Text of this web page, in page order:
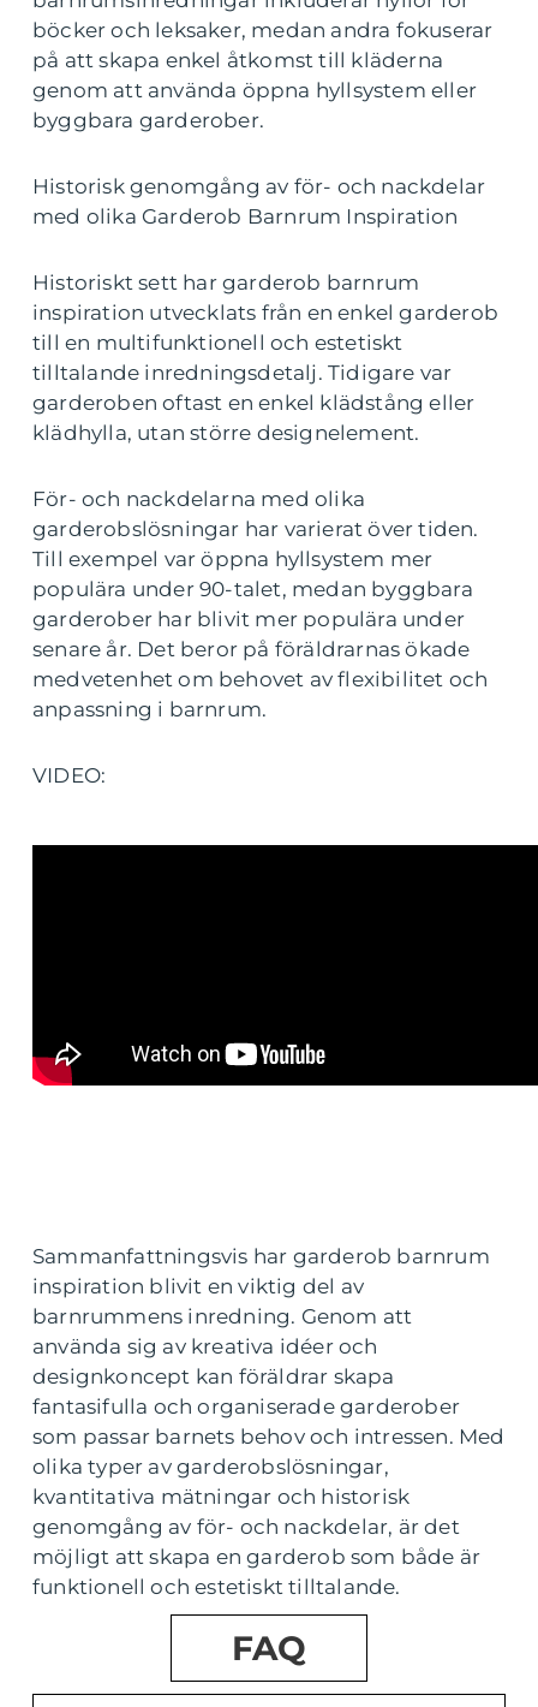
böcker och leksaker, medan andra fokuserar
på att skapa enkel åtkomst till kläderna
genom att använda öppna hyllsystem eller
byggbara garderober.
Historisk genomgång av för- och nackdelar
med olika Garderob Barnrum Inspiration
Historiskt sett har garderob barnrum
inspiration utvecklats från en enkel garderob
till en multifunktionell och estetiskt
tilltalande inredningsdetalj. Tidigare var
garderoben oftast en enkel klädstång eller
klädhylla, utan större designelement.
För- och nackdelarna med olika
garderobslösningar har varierat över tiden.
Till exempel var öppna hyllsystem mer
populära under 90-talet, medan byggbara
garderober har blivit mer populära under
senare år. Det beror på föräldrarnas ökade
medvetenhet om behovet av flexibilitet och
anpassning i barnrum.
VIDEO:
Sammanfattningsvis har garderob barnrum
inspiration blivit en viktig del av
barnrummens inredning. Genom att
använda sig av kreativa idéer och
designkoncept kan föräldrar skapa
fantasifulla och organiserade garderober
som passar barnets behov och intressen. Med
olika typer av garderobslösningar,
kvantitativa mätningar och historisk
genomgång av för- och nackdelar, är det
möjligt att skapa en garderob som både är
funktionell och estetiskt tilltalande.
FAQ